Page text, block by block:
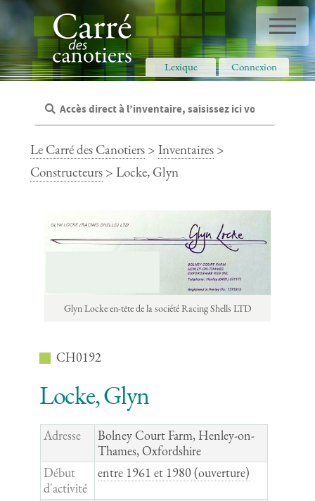
Panneau de gestion des cookies
Lexique Connexion
Le Carré des Canotiers >Inventaires >
Constructeurs > Locke, Glyn
Glyn Locke en-tête de la société Racing Shells LTD
CH0192
Locke, Glyn
Adresse
Bolney Court Farm, Henley-on-
Thames, Oxfordshire
Début
d'activité
entre 1961 et 1980 (ouverture)